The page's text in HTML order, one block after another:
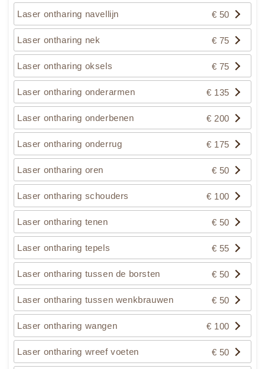
Laser ontharing navellijn € 50
Laser ontharing nek € 75
Laser ontharing oksels € 75
Laser ontharing onderarmen € 135
Laser ontharing onderbenen € 200
Laser ontharing onderrug € 175
Laser ontharing oren € 50
Laser ontharing schouders € 100
Laser ontharing tenen € 50
Laser ontharing tepels € 55
Laser ontharing tussen de borsten € 50
Laser ontharing tussen wenkbrauwen € 50
Laser ontharing wangen € 100
Laser ontharing wreef voeten € 50